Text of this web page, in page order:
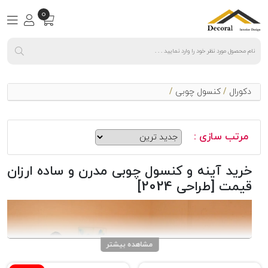
0
دکورال / کنسول چوبی /
مرتب سازی :
خرید آینه و کنسول چوبی مدرن و ساده ارزان
قیمت [طراحی 2024]
مشاهده بیشتر